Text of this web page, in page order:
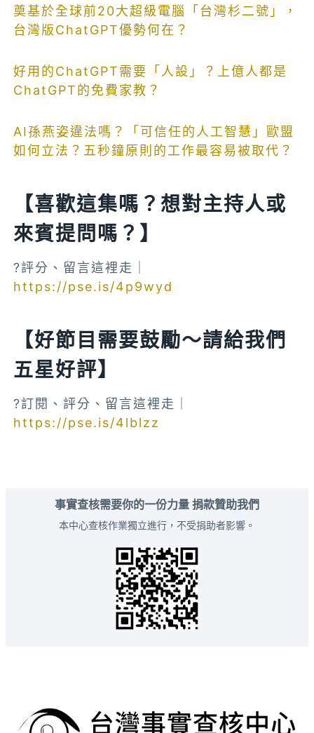
奠基於全球前20大超級電腦「台灣杉二號」，
台灣版ChatGPT優勢何在？
好用的ChatGPT需要「人設」？上億人都是
ChatGPT的免費家教？
AI孫燕姿違法嗎？「可信任的人工智慧」歐盟
如何立法？五秒鐘原則的工作最容易被取代？
【喜歡這集嗎？想對主持人或
來賓提問嗎？】
?評分、留言這裡走｜
https://pse.is/4p9wyd
【好節目需要鼓勵～請給我們
五星好評】
?訂閱、評分、留言這裡走｜
https://pse.is/4lblzz
事實查核需要你的一份力量 捐款贊助我們
本中心查核作業獨立進行，不受捐助者影響。